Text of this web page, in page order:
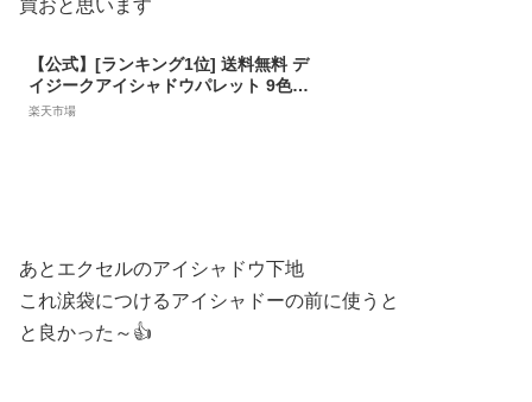
買おと思います
【公式】[ランキング1位] 送料無料 デ
イジークアイシャドウパレット 9色ア
イシャドウ アイシャドー シャドウパ
楽天市場
あとエクセルのアイシャドウ下地
これ涙袋につけるアイシャドーの前に使うと
と良かった～👍️